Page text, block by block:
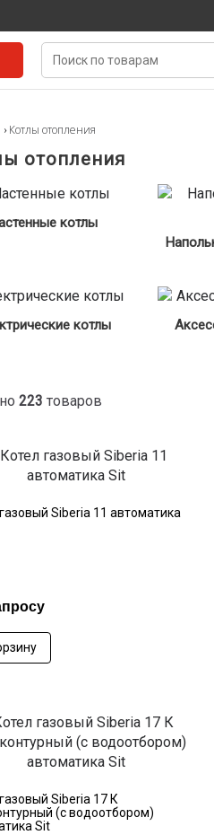
Котлы отопления
отопления
котлы
котлы
223 товаров
Siberia 11 автоматика
Siberia 17 К
(с водоотбором)
Sit